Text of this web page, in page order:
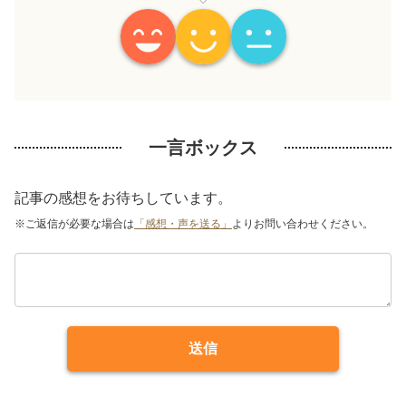
一言ボックス
記事の感想をお待ちしています。
※ご返信が必要な場合は 「感想・声を送る」 よりお問い合わせください。
送信